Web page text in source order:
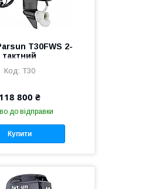
Т30FWS 2-
тактний
T30
118 800 ₴
до відправки
Купити